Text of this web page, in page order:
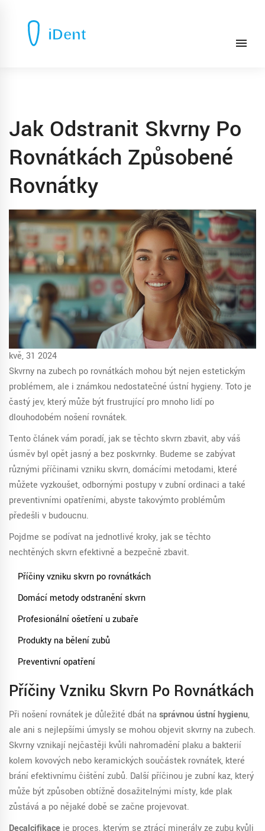
Jak Odstranit Skvrny Po
Rovnátkách Způsobené
Rovnátky
kvě, 31 2024
Skvrny na zubech po rovnátkách mohou být nejen estetickým
problémem, ale i známkou nedostatečné ústní hygieny. Toto je
častý jev, který může být frustrující pro mnoho lidí po
dlouhodobém nošení rovnátek.
Tento článek vám poradí, jak se těchto skvrn zbavit, aby váš
úsměv byl opět jasný a bez poskvrnky. Budeme se zabývat
různými příčinami vzniku skvrn, domácími metodami, které
můžete vyzkoušet, odbornými postupy v zubní ordinaci a také
preventivními opatřeními, abyste takovýmto problémům
předešli v budoucnu.
Pojďme se podívat na jednotlivé kroky, jak se těchto
nechtěných skvrn efektivně a bezpečně zbavit.
Příčiny vzniku skvrn po rovnátkách
Domácí metody odstranění skvrn
Profesionální ošetření u zubaře
Produkty na bělení zubů
Preventivní opatření
Příčiny Vzniku Skvrn Po Rovnátkách
Při nošení rovnátek je důležité dbát na správnou ústní hygienu,
ale ani s nejlepšími úmysly se mohou objevit skvrny na zubech.
Skvrny vznikají nejčastěji kvůli nahromadění plaku a bakterií
kolem kovových nebo keramických součástek rovnátek, které
brání efektivnímu čištění zubů. Další příčinou je zubní kaz, který
může být způsoben obtížně dosažitelnými místy, kde plak
zůstává a po nějaké době se začne projevovat.
Decalcifikace je proces, kterým se ztrácí minerály ze zubu kvůli